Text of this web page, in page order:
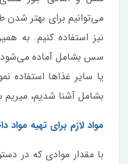
می‌توانیم برای بهتر
سس بشامل آماده می‌شود
یا سایر غذاها استفاده
بشامل آشنا شدیم، میریم
مواد لازم برای تهیه مواد
با مقدار موادی که در